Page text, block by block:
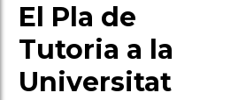
El Pla de
Tutoria a la
Universitat